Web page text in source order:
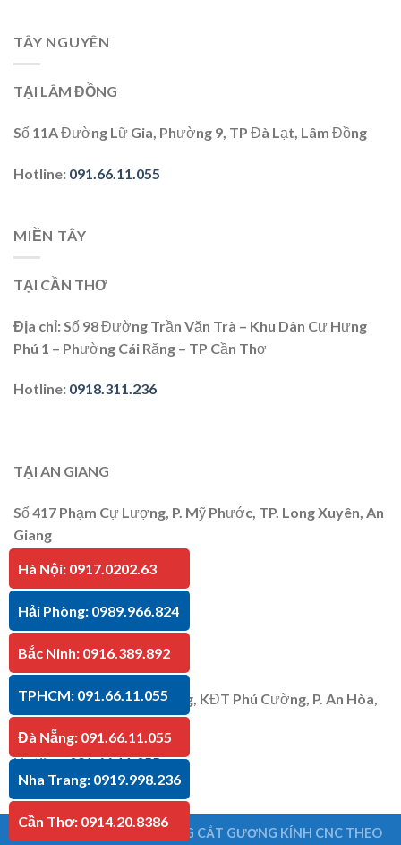
TÂY NGUYÊN
TẠI LÂM ĐỒNG
Số 11A Đường Lữ Gia, Phường 9, TP Đà Lạt, Lâm Đồng
Hotline: 091.66.11.055
MIỀN TÂY
TẠI CẦN THƠ
Địa chỉ: Số 98 Đường Trần Văn Trà – Khu Dân Cư Hưng
Phú 1 – Phường Cái Răng – TP Cần Thơ
Hotline: 0918.311.236
TẠI AN GIANG
Số 417 Phạm Cự Lượng, P. Mỹ Phước, TP. Long Xuyên, An
Giang
Hotline: 091.66.11.055
TẠI KIÊN GIANG
P30 Căn 07 Trần Bạch Đằng, KĐT Phú Cường, P. An Hòa,
TP. Rạch Giá, Kiên Giang
Hotline:091.66.11.055
GIA CÔNG CẮT GƯƠNG KÍNH CNC THEO
Hà Nội: 0917.0202.63
Hải Phòng: 0989.966.824
Bắc Ninh: 0916.389.892
TPHCM: 091.66.11.055
Đà Nẵng: 091.66.11.055
Nha Trang: 0919.998.236
Cần Thơ: 0914.20.8386